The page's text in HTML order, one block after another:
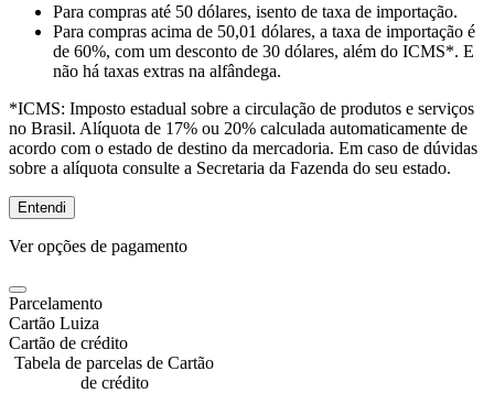
Para compras até 50 dólares, isento de taxa de importação.
Para compras acima de 50,01 dólares, a taxa de importação é
de 60%, com um desconto de 30 dólares, além do ICMS*. E
não há taxas extras na alfândega.
*ICMS: Imposto estadual sobre a circulação de produtos e serviços
no Brasil. Alíquota de 17% ou 20% calculada automaticamente de
acordo com o estado de destino da mercadoria. Em caso de dúvidas
sobre a alíquota consulte a Secretaria da Fazenda do seu estado.
Entendi
Ver opções de pagamento
Parcelamento
Cartão Luiza
Cartão de crédito
Tabela de parcelas de Cartão
de crédito